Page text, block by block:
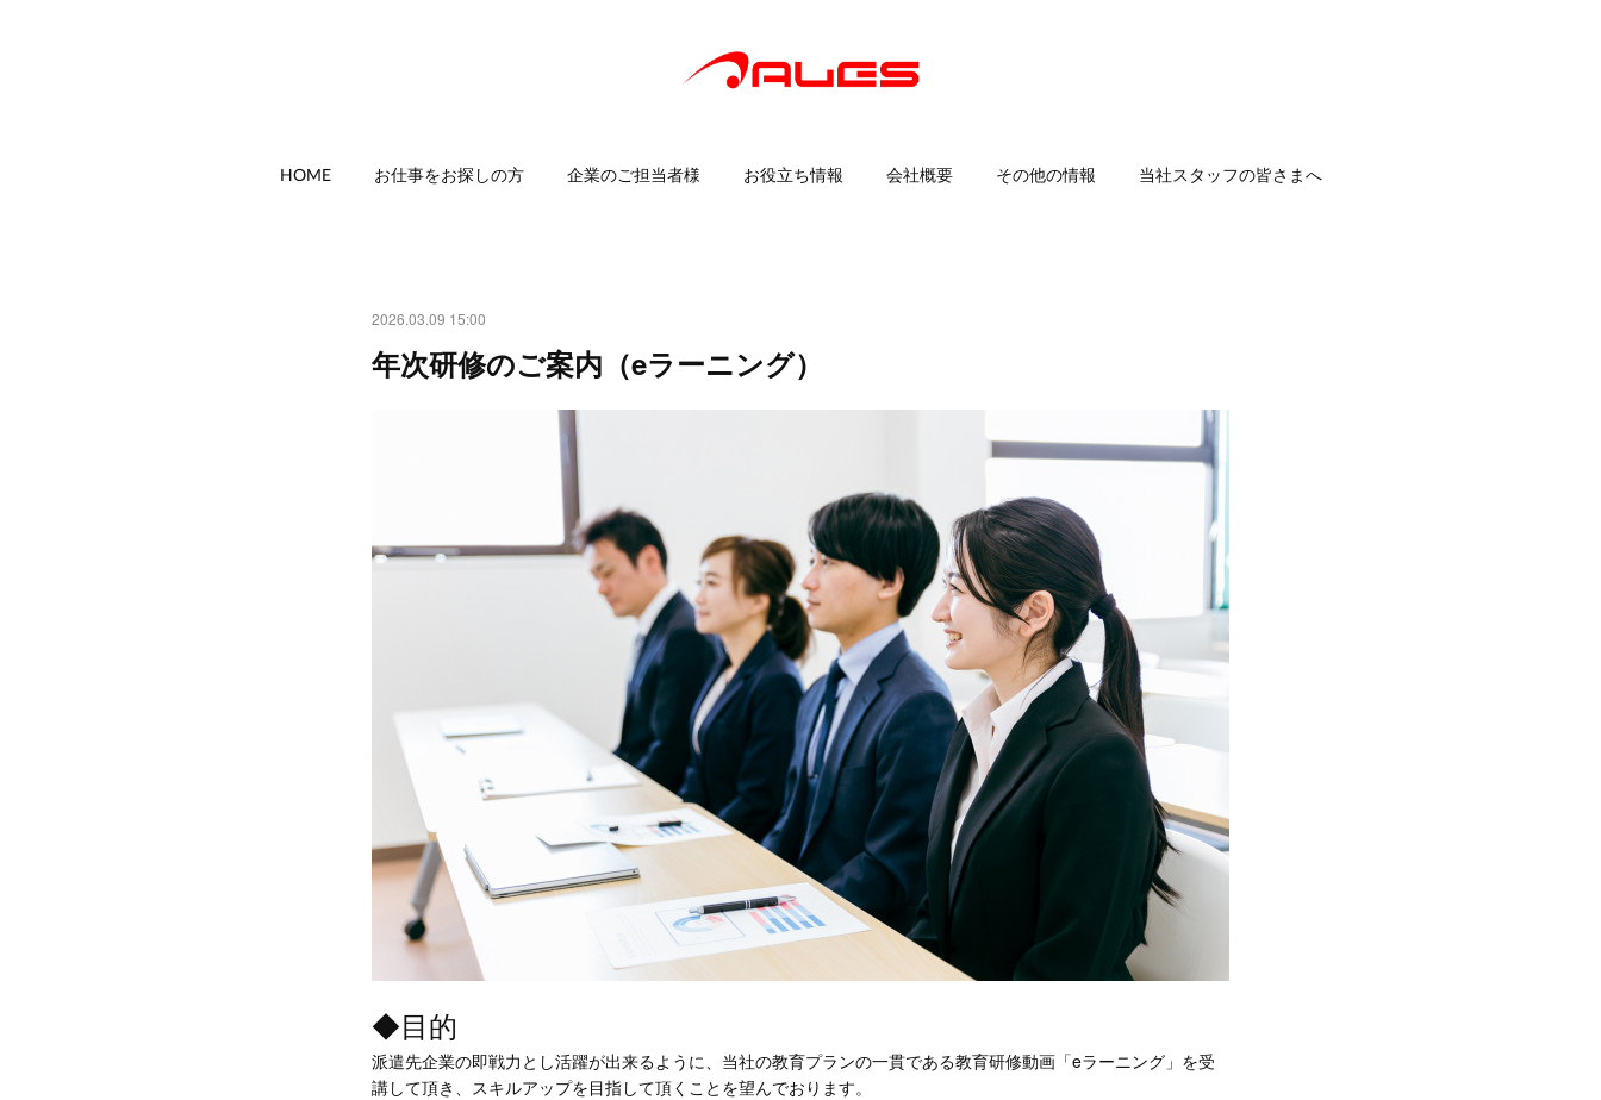
HOME お仕事をお探しの方 企業のご担当者様 お役立ち情報 会社概要 その他の情報 当社スタッフの皆さまへ
2026.03.09 15:00
年次研修のご案内（eラーニング）
◆目的
派遣先企業の即戦力とし活躍が出来るように、当社の教育プランの一貫である教育研修動画「eラーニング」を受
講して頂き、スキルアップを目指して頂くことを望んでおります。